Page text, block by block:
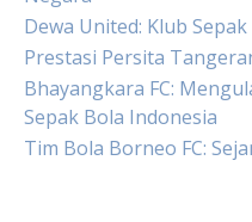
Dewa United: Klub
Prestasi Persita
Bhayangkara FC:
Sepak Bola Indonesia
Tim Bola Borneo FC: